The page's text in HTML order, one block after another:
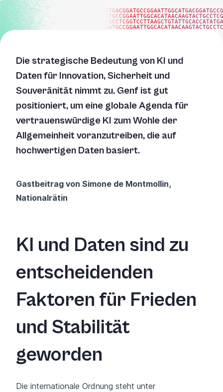
Die strategische Bedeutung von KI und
Daten für Innovation, Sicherheit und
Souveränität nimmt zu. Genf ist gut
positioniert, um eine globale Agenda für
vertrauenswürdige KI zum Wohle der
Allgemeinheit voranzutreiben, die auf
hochwertigen Daten basiert.
Gastbeitrag von Simone de Montmollin,
Nationalrätin
KI und Daten sind zu
entscheidenden
Faktoren für Frieden
und Stabilität
geworden
Die internationale Ordnung steht unter